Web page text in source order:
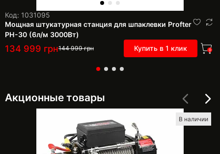
Код: 1031095
Мощная штукатурная станция для шпаклевки Profter
PН-30 (6л/м 3000Вт)
134 999 грн144 999грн Купить в 1 клик 0
Акционные товары
В наличии